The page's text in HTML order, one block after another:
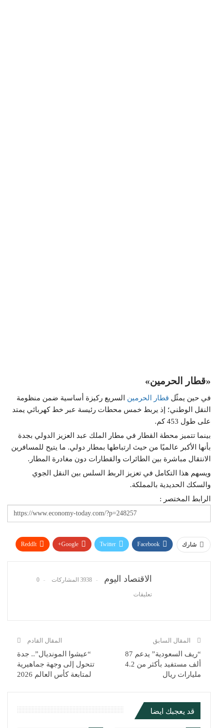
«قطار الحرمين»
في حين يمثّل قطار الحرمين السريع ركيزة أساسية ضمن منظومة
النقل الوطني؛ إذ يربط خمس محطات رئيسة عبر خط كهربائي يمتد
على طول 453 كم.
بينما تتميز محطة القطار في مطار الملك عبد العزيز الدولي بجدة
بأنها الأكبر عالميًا من حيث ارتباطها بمطار دولي. ما يتيح للمسافرين
الانتقال مباشرة بين الطائرات والقطارات دون مغادرة المطار.
ويسهم هذا التكامل في تعزيز الربط السلس بين النقل الجوي
والسكك الحديدية بالمملكة.
الرابط المختصر :
شارك Facebook
Twitter
Google+
ReddIt
الاقتصاد اليوم 3938 المشاركات 0
تعليقات
المقال السابق
“ريف السعودية” يدعم 87
ألف مستفيد بأكثر من 4.2
مليارات ريال
المقال القادم
“عيشوا المونديال”.. جدة
تتحول إلى وجهة جماهيرية
لمتابعة كأس العالم 2026
قد يعجبك ايضا